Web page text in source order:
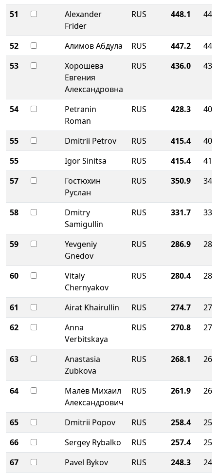
51
Alexander
Frider
RUS 448.1
52 Алимов Абдула RUS 447.2
53
Хорошева
Евгения
Александровна
RUS 436.0
54
Petranin
Roman
RUS 428.3
55 Dmitrii Petrov RUS 415.4
55
Igor Sinitsa RUS 415.4
57
Гостюхин
Руслан
RUS 350.9
58
Dmitry
Samigullin
RUS 331.7
59
Yevgeniy
Gnedov
RUS 286.9
60
Vitaly
Chernyakov
RUS 280.4
61 Airat Khairullin RUS 274.7
62
Anna
Verbitskaya
RUS 270.8
63
Anastasia
Zubkova
RUS 268.1
64
Малёв Михаил
Александрович
RUS 261.9
65 Dmitrii Popov RUS 258.4
66
Sergey Rybalko RUS 257.4
67
Pavel Bykov RUS 248.3